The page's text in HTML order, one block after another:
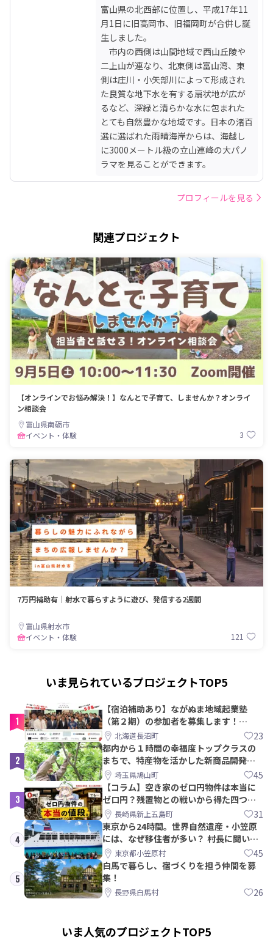
富山県の北西部に位置し、平成17年11
月1日に旧高岡市、旧福岡町が合併し誕
生しました。
市内の西側は山間地域で西山丘陵や
二上山が連なり、北東側は富山湾、東
側は庄川・小矢部川によって形成され
た良質な地下水を有する扇状地が広が
るなど、深緑と清らかな水に包まれた
とても自然豊かな地域です。日本の渚百
選に選ばれた雨晴海岸からは、海越し
に3000メートル級の立山連峰の大パノ
ラマを見ることができます。
プロフィールを見る
関連プロジェクト
【オンラインでお悩み解決！】なんとで子育て、しませんか？オンライ
ン相談会
富山県南砺市
イベント・体験
3
7万円補助有｜射水で暮らすように遊び、発信する2週間
富山県射水市
イベント・体験
121
いま見られているプロジェクトTOP5
1
【宿泊補助あり】ながぬま地域起業塾
（第２期）の参加者を募集します！
【8/21〆】
北海道長沼町 23
2
都内から１時間の幸福度トップクラスの
まちで、特産物を活かした新商品開発＆
PRメンバー募集！
埼玉県鳩山町 45
3
【コラム】空き家のゼロ円物件は本当に
ゼロ円？残置物との戦いから得た四つの
教訓｜新上五島町
長崎県新上五島町 31
4
東京から24時間。世界自然遺産・小笠原
には、なぜ移住者が多い？ 村長に聞いて
みた東京都小笠原村 45
5
白馬で暮らし、宿づくりを担う仲間を募
集！
長野県白馬村 26
いま人気のプロジェクトTOP5